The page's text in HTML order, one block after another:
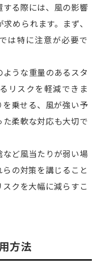
る際には、風の影響
められます。まず、
は特に注意が必要で
うな重量のあるスタ
リスクを軽減できま
乗せる、風が強い予
柔軟な対応も大切で
ど風当たりが弱い場
の対策を講じること
クを大幅に減らすこ
方法